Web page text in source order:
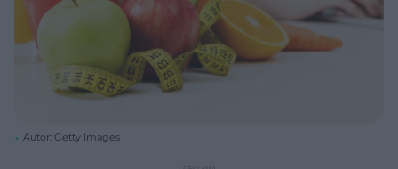
Autor: Getty Images